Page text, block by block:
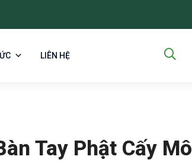
LIÊN HỆ
Tay Phật Cấy Mô